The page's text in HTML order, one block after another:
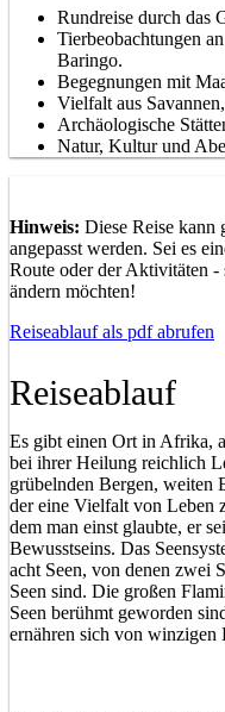
Rundreise durch das
Tierbeobachtungen
Baringo.
Begegnungen mit
Vielfalt aus
Archäologische
Natur, Kultur und
Hinweis: Diese Reise kann
angepasst werden. Sei es
Route oder der Aktivitäten -
ändern möchten!
Reiseablauf als pdf abrufen
Reiseablauf
Es gibt einen Ort in Afrika,
bei ihrer Heilung reichlich
grübelnden Bergen, weiten
der eine Vielfalt von Leben
dem man einst glaubte, er
Bewusstseins. Das
acht Seen, von denen zwei
Seen sind. Die großen
Seen berühmt geworden
ernähren sich von winzigen